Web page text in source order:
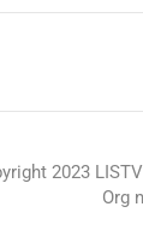
2023
Org